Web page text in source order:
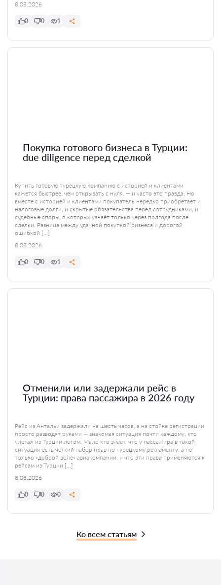
8.08.2026
0 0 1
Покупка готового бизнеса в Турции:
due diligence перед сделкой
Купить готовую турецкую компанию с историей и клиентами
кажется быстрее, чем открывать с нуля, — и часто это правда. Но
вместе с историей и клиентами покупатель нередко приобретает и
налоговые долги, и скрытые обязательства перед сотрудниками, и
судебные споры, о которых узнаёт только через полгода после
сделки. Разница между удачной покупкой бизнеса и дорогой
ошибкой […]
8.08.2026
0 0 1
Отменили или задержали рейс в
Турции: права пассажира в 2026 году
Рейс из Антальи задержали на шесть часов, а на стойке регистрации
просто разводят руками — знакомая ситуация почти каждому, кто
улетал из Турции летом. Мало кто знает, что у пассажира в такой
ситуации есть чёткий набор прав по турецкому регламенту, а не
только «доброй воле» авиакомпании, и что эти права применяются к
рейсам из Турции […]
8.08.2026
0 0 0
Ко всем статьям